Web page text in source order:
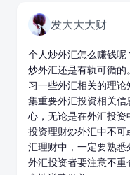
发大大大财
个人炒外汇怎么赚钱呢
炒外汇还是有轨可循的
习一些外汇相关的理
集重要外汇投资相关
心，无论是在外汇投
投资理财炒外汇中不
汇理财中，一定要熟悉
外汇投资者要注意不